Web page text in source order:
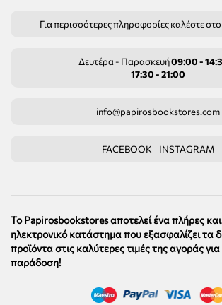
Για περισσότερες πληροφορίες καλέστε στο
Δευτέρα - Παρασκευή09:00 -
17:30 - 21:00
info@papirosbookstores.com
FACEBOOK INSTAGRAM
Το Papirosbookstores αποτελεί ένα πλήρες
ηλεκτρονικό κατάστημα που εξασφαλίζει τα
προϊόντα στις καλύτερες τιμές της αγοράς
παράδοση!